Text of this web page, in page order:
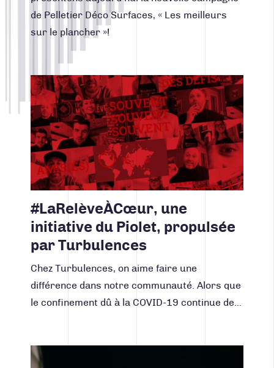
de Pelletier Déco Surfaces, « Les meilleurs
sur le plancher »!
#LaRelèveÀCœur, une
initiative du Piolet, propulsée
par Turbulences
Chez Turbulences, on aime faire une
différence dans notre communauté. Alors que
le confinement dû à la COVID-19 continue de…
Lire la suite